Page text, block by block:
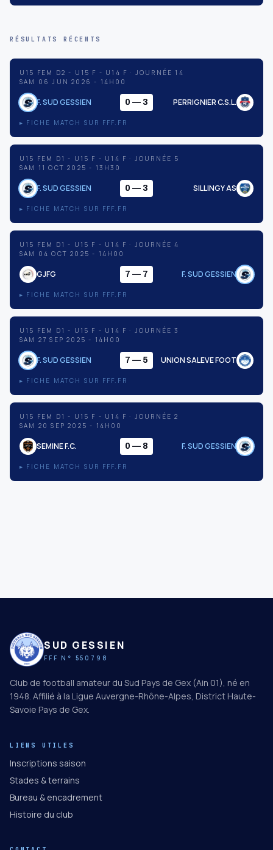
RÉSULTATS RÉCENTS
U15 FEM D2 - U15 F - U14 F · JOURNÉE 14
SAM 06 JUN 2026 - 14H00
F. SUD GESSIEN 0 — 3 PERRIGNIER C.S.L.
▸ FICHE MATCH SUR FFF.FR
U15 FEM D1 - U15 F - U14 F · JOURNÉE 5
SAM 11 OCT 2025 - 13H30
F. SUD GESSIEN 0 — 3 SILLINGY AS
▸ FICHE MATCH SUR FFF.FR
U15 FEM D1 - U15 F - U14 F · JOURNÉE 4
SAM 04 OCT 2025 - 14H00
GJFG 7 — 7 F. SUD GESSIEN
▸ FICHE MATCH SUR FFF.FR
U15 FEM D1 - U15 F - U14 F · JOURNÉE 3
SAM 27 SEP 2025 - 14H00
F. SUD GESSIEN 7 — 5 UNION SALEVE FOOT
▸ FICHE MATCH SUR FFF.FR
U15 FEM D1 - U15 F - U14 F · JOURNÉE 2
SAM 20 SEP 2025 - 14H00
SEMINE F.C. 0 — 8 F. SUD GESSIEN
▸ FICHE MATCH SUR FFF.FR
SUD GESSIEN
FFF N° 550798
Club de football amateur du Sud Pays de Gex (Ain 01), né en
1948. Affilié à la Ligue Auvergne-Rhône-Alpes, District Haute-
Savoie Pays de Gex.
LIENS UTILES
Inscriptions saison
Stades & terrains
Bureau & encadrement
Histoire du club